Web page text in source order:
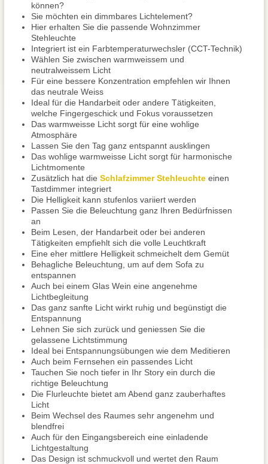
können?
Sie möchten ein dimmbares Lichtelement?
Hier erhalten Sie die passende Wohnzimmer
Stehleuchte
Integriert ist ein Farbtemperaturwechsler (CCT-Technik)
Wählen Sie zwischen warmweissem und
neutralweissem Licht
Für eine bessere Konzentration empfehlen wir Ihnen
das neutrale Weiss
Ideal für die Handarbeit oder andere Tätigkeiten,
welche Fingergeschick und Fokus voraussetzen
Das warmweisse Licht sorgt für eine wohlige
Atmosphäre
Lassen Sie den Tag ganz entspannt ausklingen
Das wohlige warmweisse Licht sorgt für harmonische
Lichtmomente
Zusätzlich hat die Schlafzimmer Stehleuchte einen
Tastdimmer integriert
Die Helligkeit kann stufenlos variiert werden
Passen Sie die Beleuchtung ganz Ihren Bedürfnissen
an
Beim Lesen, der Handarbeit oder bei anderen
Tätigkeiten empfiehlt sich die volle Leuchtkraft
Eine eher mittlere Helligkeit schmeichelt dem Gemüt
Behagliche Beleuchtung, um auf dem Sofa zu
entspannen
Auch bei einem Glas Wein eine angenehme
Lichtbegleitung
Das ganz sanfte Licht wirkt ruhig und begünstigt die
Entspannung
Lehnen Sie sich zurück und geniessen Sie die
gelassene Lichtstimmung
Ideal bei Entspannungsübungen wie dem Meditieren
Auch beim Fernsehen ein passendes Licht
Tauchen Sie noch tiefer in Ihr Story ein durch die
richtige Beleuchtung
Die Flurleuchte bietet am Abend ganz zauberhaftes
Licht
Beim Wechsel des Raumes sehr angenehm und
blendfrei
Auch für den Eingangsbereich eine einladende
Lichtgestaltung
Das Design ist schmuckvoll und wertet den Raum